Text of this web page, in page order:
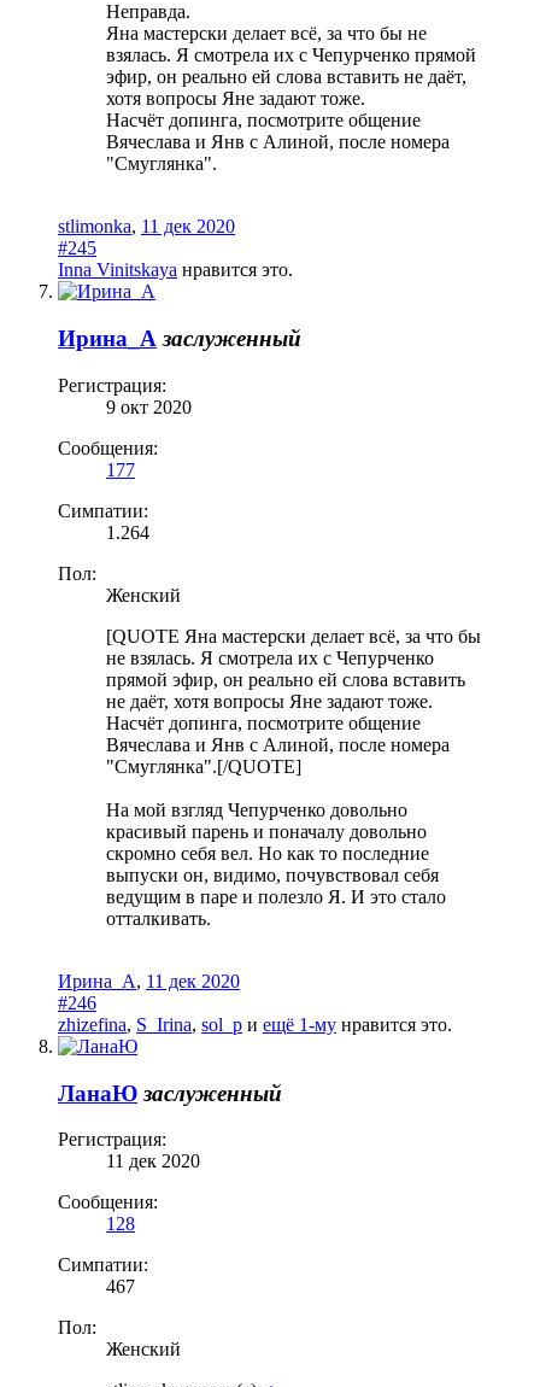
Неправда.
Яна мастерски делает всё, за что бы не
взялась. Я смотрела их с Чепурченко прямой
эфир, он реально ей слова вставить не даёт,
хотя вопросы Яне задают тоже.
Насчёт допинга, посмотрите общение
Вячеслава и Янв с Алиной, после номера
"Смуглянка".
stlimonka, 11 дек 2020
#245
Inna Vinitskaya нравится это.
Ирина_А заслуженный
Регистрация:
9 окт 2020
Сообщения:
177
Симпатии:
1.264
Пол:
Женский
[QUOTE Яна мастерски делает всё, за что бы
не взялась. Я смотрела их с Чепурченко
прямой эфир, он реально ей слова вставить
не даёт, хотя вопросы Яне задают тоже.
Насчёт допинга, посмотрите общение
Вячеслава и Янв с Алиной, после номера
"Смуглянка".[/QUOTE]
На мой взгляд Чепурченко довольно
красивый парень и поначалу довольно
скромно себя вел. Но как то последние
выпуски он, видимо, почувствовал себя
ведущим в паре и полезло Я. И это стало
отталкивать.
Ирина_А, 11 дек 2020
#246
zhizefina, S_Irina, sol_p и ещё 1-му нравится это.
ЛанаЮ заслуженный
Регистрация:
11 дек 2020
Сообщения:
128
Симпатии:
467
Пол:
Женский